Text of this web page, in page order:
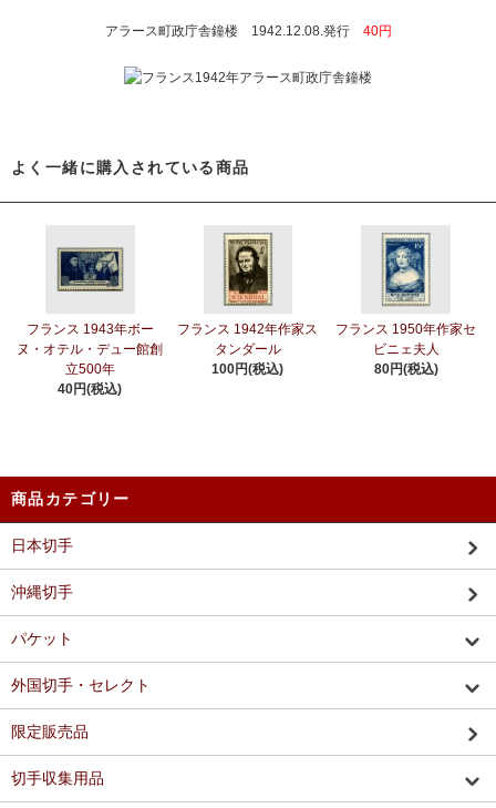
アラース町政庁舎鐘楼 1942.12.08.発行 40円
よく一緒に購入されている商品
フランス 1943年ボー
ヌ・オテル・デュー館創
立500年
40円(税込)
フランス 1942年作家ス
タンダール
100円(税込)
フランス 1950年作家セ
ビニェ夫人
80円(税込)
商品カテゴリー
日本切手
沖縄切手
パケット
外国切手・セレクト
限定販売品
切手収集用品